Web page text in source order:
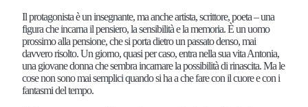
Il protagonista è un insegnante, ma anche artista, scrittore, poeta – una
figura che incarna il pensiero, la sensibilità e la memoria. È un uomo
prossimo alla pensione, che si porta dietro un passato denso, mai
davvero risolto. Un giorno, quasi per caso, entra nella sua vita Antonia,
una giovane donna che sembra incarnare la possibilità di rinascita. Ma le
cose non sono mai semplici quando si ha a che fare con il cuore e con i
fantasmi del tempo.